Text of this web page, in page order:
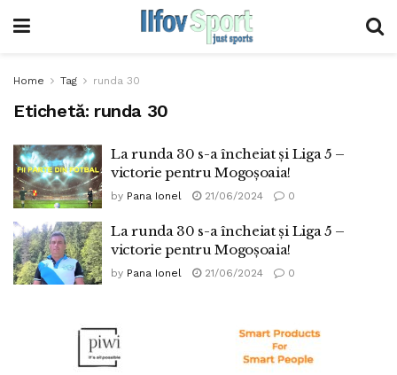
Home Tag runda 30
Etichetă: runda 30
La runda 30 s-a încheiat și Liga 5 –
victorie pentru Mogoșoaia!
by Pana Ionel 21/06/2024 0
La runda 30 s-a încheiat și Liga 5 –
victorie pentru Mogoșoaia!
by Pana Ionel 21/06/2024 0